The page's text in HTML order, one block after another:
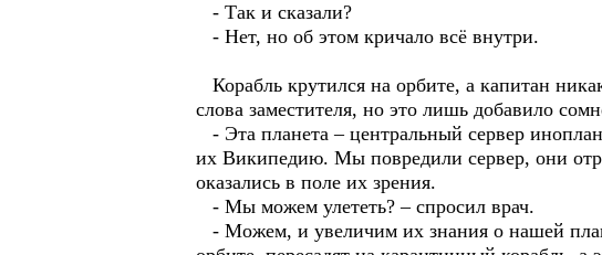
- Так и сказали?
- Нет, но об этом кричало всё внутри.
Корабль крутился на орбите, а капитан
слова заместителя, но это лишь добавило
- Эта планета – центральный сервер
их Википедию. Мы повредили сервер, они
оказались в поле их зрения.
- Мы можем улететь? – спросил врач.
- Можем, и увеличим их знания о нашей